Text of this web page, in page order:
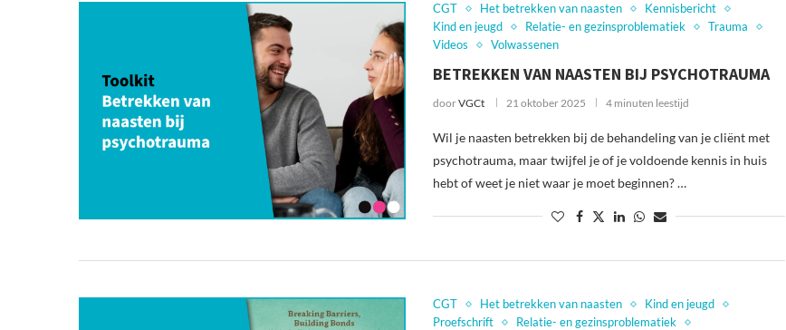
CGT Het betrekken van naasten
Kennisbericht
Kind en jeugd
Relatie- en gezinsproblematiek
Trauma
Videos
Volwassenen
BETREKKEN VAN NAASTEN BIJ PSYCHOTRAUMA
doorVGCt 21 oktober 2025 4 minuten leestijd
Wil je naasten betrekken bij de behandeling van je cliënt met
psychotrauma, maar twijfel je of je voldoende kennis in huis
hebt of weet je niet waar je moet beginnen? …
CGT Het betrekken van naasten
Kind en jeugd
Proefschrift
Relatie- en gezinsproblematiek